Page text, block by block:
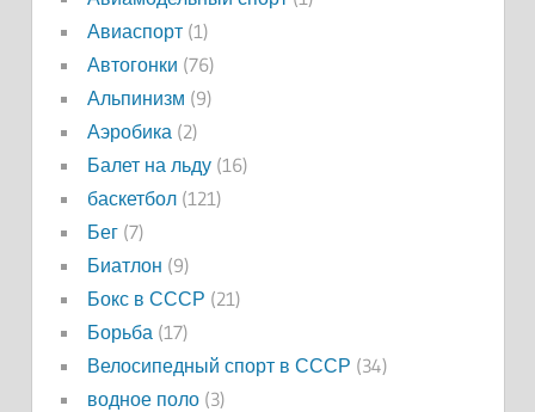
Авиаспорт(1)
Автогонки (76)
Альпинизм (9)
Аэробика (2)
Балет на льду(16)
баскетбол(121)
Бег(7)
Биатлон (9)
Бокс в СССР (21)
Борьба (17)
Велосипедный спорт в СССР (34)
водное поло(3)